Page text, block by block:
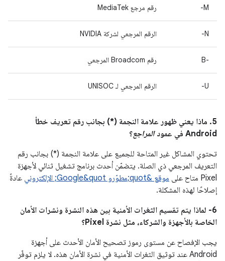
M- رقم مرجع MediaTek
N- الرقم المرجعي لشركة NVIDIA
B-‎ رقم Broadcom المرجعي
U- الرقم المرجعي لـ UNISOC
5. ماذا يعني ظهور علامة النجمة (*) بجانب رقم تعريف خطأ
Android في عمود
المراجع؟
تحتوي المشاكل غير المتاحة للجميع على علامة النجمة (*) بجانب رقم
التعريف المرجعي ذي الصلة. يتضمّن أحدث برنامج تشغيل ثنائي لأجهزة
Pixel متاح على
موقع &quot;مطوّرو Google&quot; الإلكتروني
عادةً
إصلاحًا لهذه المشكلة.
6- لماذا يتم تقسيم الثغرات الأمنية بين هذه النشرة ونشرات الأمان
الخاصة بالأجهزة والشركاء، مثل نشرة Pixel؟
يجب الإفصاح عن مستوى رموز تصحيح الأمان الأحدث على أجهزة
Android عند توثيق الثغرات الأمنية في نشرة الأمان هذه. لا يلزم توفّر